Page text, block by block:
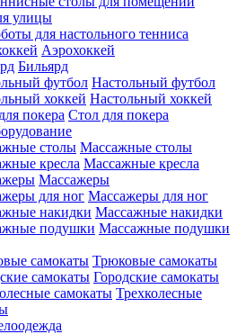
улицы
для настольного тенниса
Аэрохоккей
Бильярд
Настольный футбол
Настольный хоккей
Стол для покера
Массажные столы
Массажные кресла
Массажеры
Массажеры для ног
Массажные накидки
Массажные подушки
Трюковые самокаты
Городские самокаты
Трехколесные